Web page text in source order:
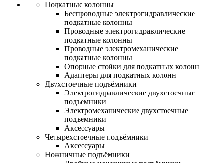
Подкатные колонны
Беспроводные электрогидравлические
подкатные колонны
Проводные электрогидравлические
подкатные колонны
Проводные электромеханические
подкатные колонны
Опорные стойки для подкатных колонн
Адаптеры для подкатных колонн
Двухстоечные подъёмники
Электрогидравлические двухстоечные
подъемники
Электромеханические двухстоечные
подъемники
Аксессуары
Четырехстоечные подъёмники
Аксессуары
Ножничные подъёмники